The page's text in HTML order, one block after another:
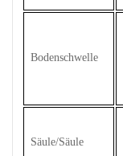
Bodenschwelle
Säule/Säule